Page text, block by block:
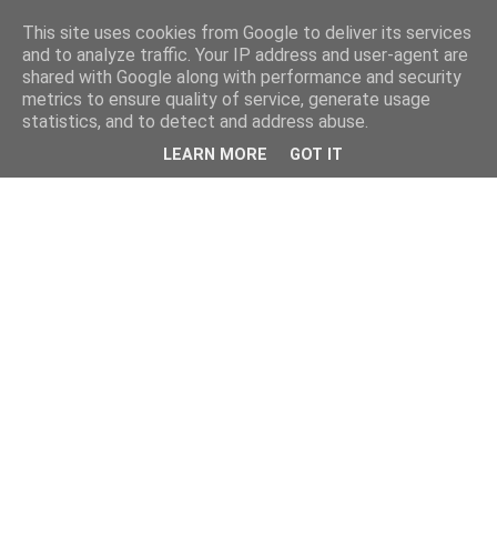
This site uses cookies from Google to deliver its services
and to analyze traffic. Your IP address and user-agent are
shared with Google along with performance and security
metrics to ensure quality of service, generate usage
statistics, and to detect and address abuse.
LEARN MORE GOT IT